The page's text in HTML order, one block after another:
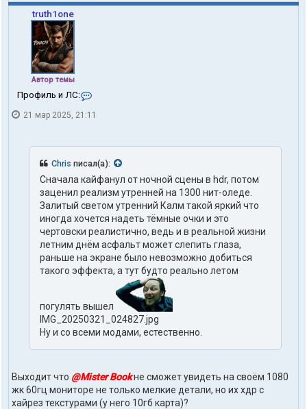
truth1one
Автор темы
Профиль и ЛС:
н
к
т
ы
п
о
л
ь
о
в
а
т
я
t
r
u
o
n
e
21 мар 2025, 21:11
Chris писал(а):
Сначала кайфанул от ночной сцены в hdr, потом
заценил реализм утренней на 1300 нит-оледе.
Залитый светом утренний Калм такой яркий что
иногда хочется надеть тёмные очки и это
чертовски реалистично, ведь и в реальной жизни
летним днём асфальт может слепить глаза,
раньше на экране было невозможно добиться
такого эффекта, а тут будто реально летом
погулять вышел
IMG_20250321_024827.jpg
Ну и со всеми модами, естественно.
Выходит что @Mister Bookне сможет увидеть на своём 1080
жк 60гц мониторе не только мелкие детали, но их хдр с
хайрез текстурами (у него 10гб карта)?